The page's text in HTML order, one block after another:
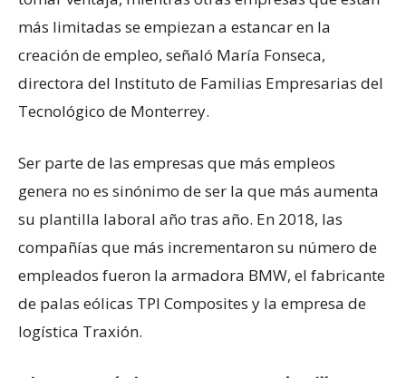
más limitadas se empiezan a estancar en la
creación de empleo, señaló María Fonseca,
directora del Instituto de Familias Empresarias del
Tecnológico de Monterrey.
Ser parte de las empresas que más empleos
genera no es sinónimo de ser la que más aumenta
su plantilla laboral año tras año. En 2018, las
compañías que más incrementaron su número de
empleados fueron la armadora BMW, el fabricante
de palas eólicas TPI Composites y la empresa de
logística Traxión.